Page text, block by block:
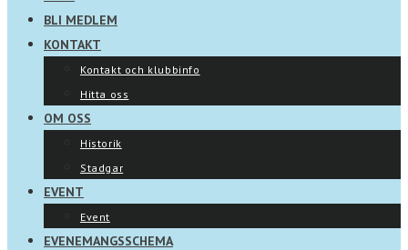
BLI MEDLEM
KONTAKT
Kontakt och klubbinfo
Hitta oss
OM OSS
Historik
Stadgar
EVENT
Event
EVENEMANGSSCHEMA